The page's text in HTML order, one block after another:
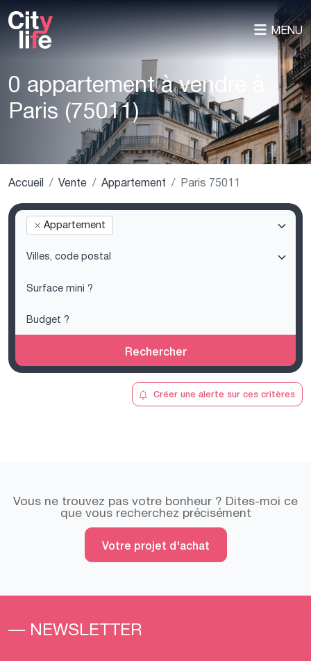
MENU
0 appartement à vendre à
Paris (75011)
Accueil Vente Appartement Paris 75011
Appartement
Rechercher
Créer une alerte sur ces critères
Vous ne trouvez pas votre bonheur ? Dites-moi ce
que vous recherchez précisément
Votre projet d'achat
— NEWSLETTER